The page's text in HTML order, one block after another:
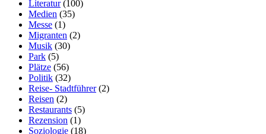
Literatur(100)
Medien (35)
Messe (1)
Migranten (2)
Musik (30)
Park (5)
Plätze (56)
Politik (32)
Reise- Stadtführer(2)
Reisen (2)
Restaurants (5)
Rezension (1)
Soziologie (18)